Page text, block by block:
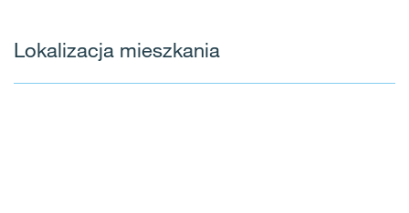
Lokalizacja mieszkania